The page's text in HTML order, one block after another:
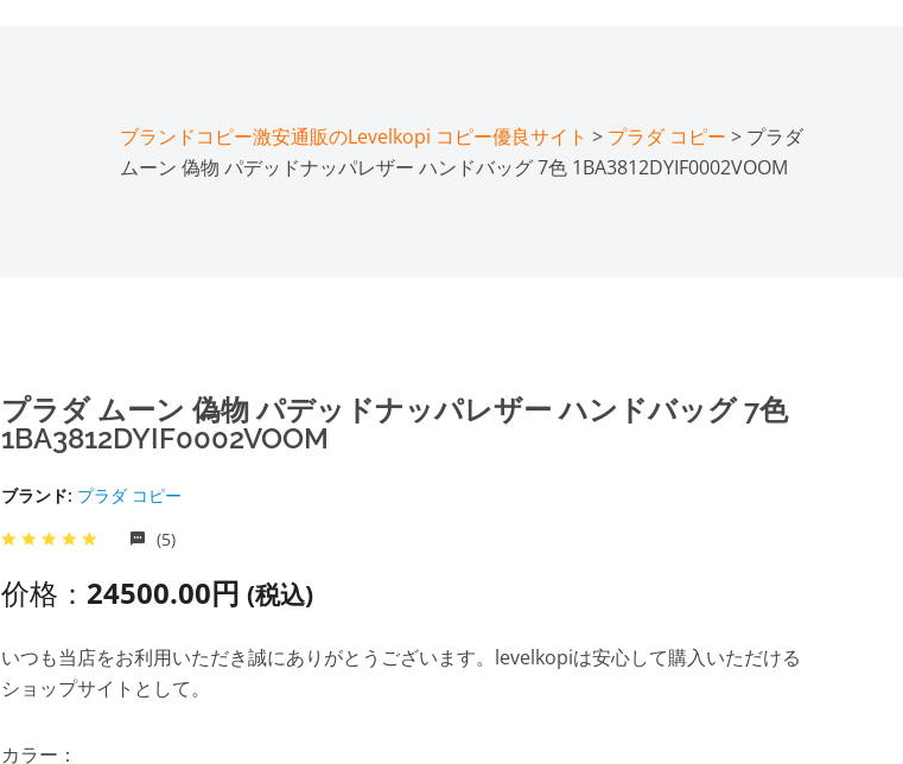
ブランドコピー激安通販のLevelkopi コピー優良サイト > プラダ コピー > プラダ
ムーン 偽物 パデッドナッパレザー ハンドバッグ 7色 1BA3812DYIF0002VOOM
プラダ ムーン 偽物 パデッドナッパレザー ハンドバッグ 7色
1BA3812DYIF0002VOOM
ブランド: プラダ コピー
(5)
价格： 24500.00円 (税込)
いつも当店をお利用いただき誠にありがとうございます。levelkopiは安心して購入いただける
ショップサイトとして。
カラー：